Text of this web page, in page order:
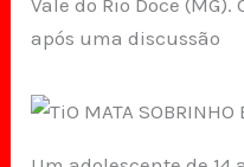
Vale do Rio Doce
após uma discussão